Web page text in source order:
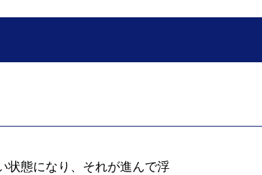
状態になり、それが進んで浮